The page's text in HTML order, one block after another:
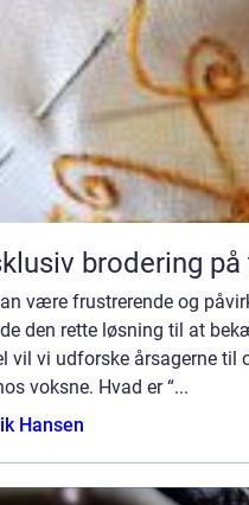
brodering på
være frustrerende og
den rette løsning til at
vil vi udforske årsagerne til
voksne. Hvad er “...
Hansen